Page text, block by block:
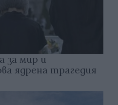
за мир и
ядрена трагедия